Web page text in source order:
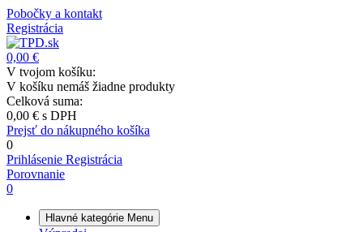
Pobočky a kontakt
Registrácia
0,00 €
V tvojom košíku:
V košíku nemáš žiadne produkty
Celková suma:
0,00 € s DPH
Prejsť do nákupného košíka
0
Prihlásenie Registrácia
Porovnanie
0
Hlavné kategórie Menu